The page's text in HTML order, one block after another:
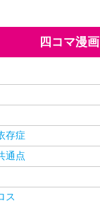
四コマ漫画
存症
通点
ス